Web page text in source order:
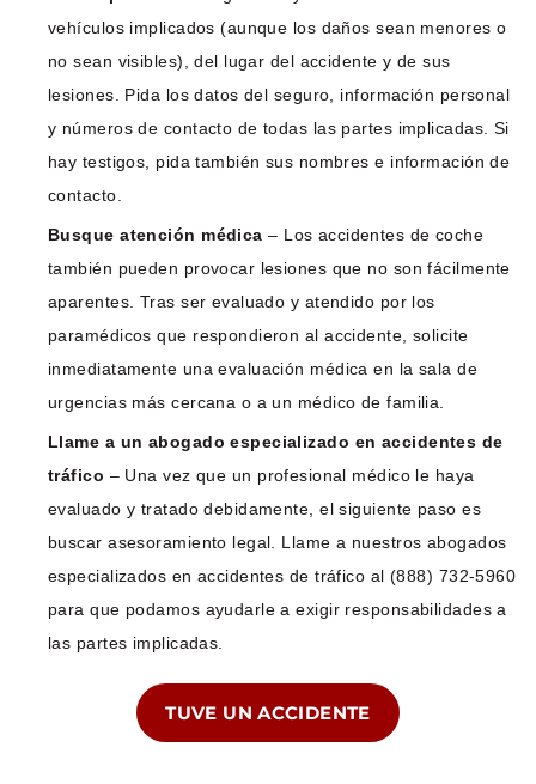
vehículos implicados (aunque los daños sean menores o
no sean visibles), del lugar del accidente y de sus
lesiones. Pida los datos del seguro, información personal
y números de contacto de todas las partes implicadas. Si
hay testigos, pida también sus nombres e información de
contacto.
Busque atención médica – Los accidentes de coche
también pueden provocar lesiones que no son fácilmente
aparentes. Tras ser evaluado y atendido por los
paramédicos que respondieron al accidente, solicite
inmediatamente una evaluación médica en la sala de
urgencias más cercana o a un médico de familia.
Llame a un abogado especializado en accidentes de
tráfico – Una vez que un profesional médico le haya
evaluado y tratado debidamente, el siguiente paso es
buscar asesoramiento legal. Llame a nuestros abogados
especializados en accidentes de tráfico al (888) 732-5960
para que podamos ayudarle a exigir responsabilidades a
las partes implicadas.
TUVE UN ACCIDENTE